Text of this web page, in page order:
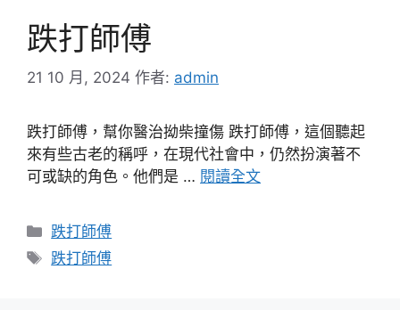
跌打師傅
21 10 月, 2024 作者: admin
跌打師傅，幫你醫治拗柴撞傷 跌打師傅，這個聽起
來有些古老的稱呼，在現代社會中，仍然扮演著不
可或缺的角色。他們是 … 閱讀全文
分
類
跌打師傅
標
跌打師傅